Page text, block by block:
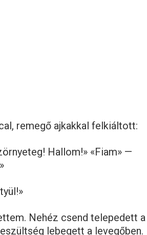
remegő ajkakkal felkiáltott:
Hallom!» «Fiam» —
Nehéz csend telepedett a
lebegett a levegőben.